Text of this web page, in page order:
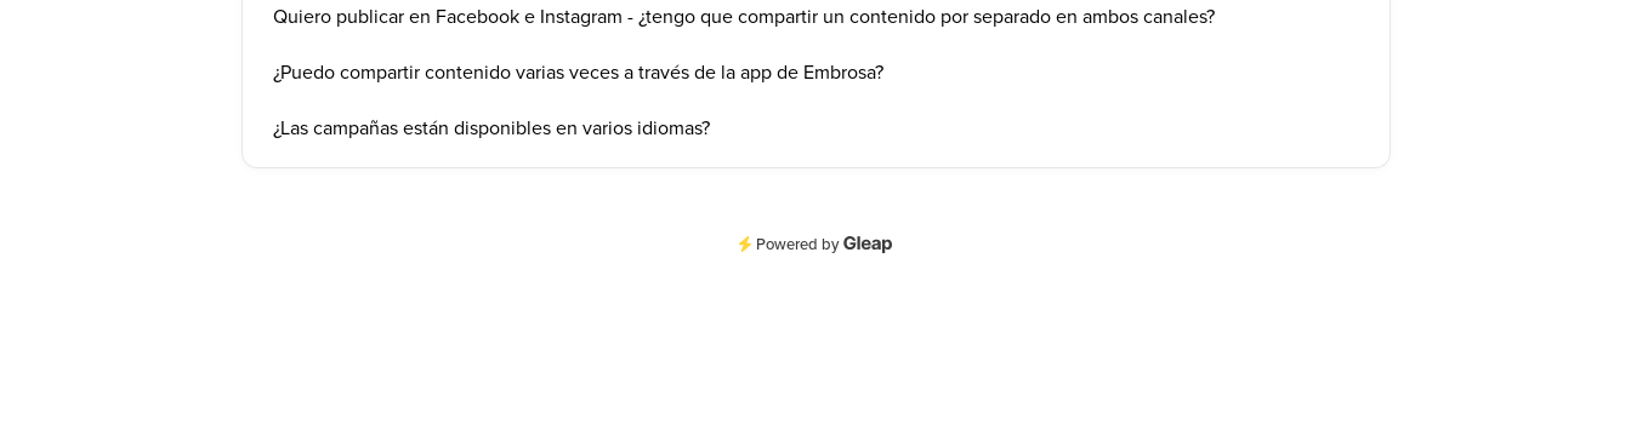
Quiero publicar en Facebook e Instagram - ¿tengo que compartir un contenido por separado en ambos canales?
¿Puedo compartir contenido varias veces a través de la app de Embrosa?
¿Las campañas están disponibles en varios idiomas?
Powered by